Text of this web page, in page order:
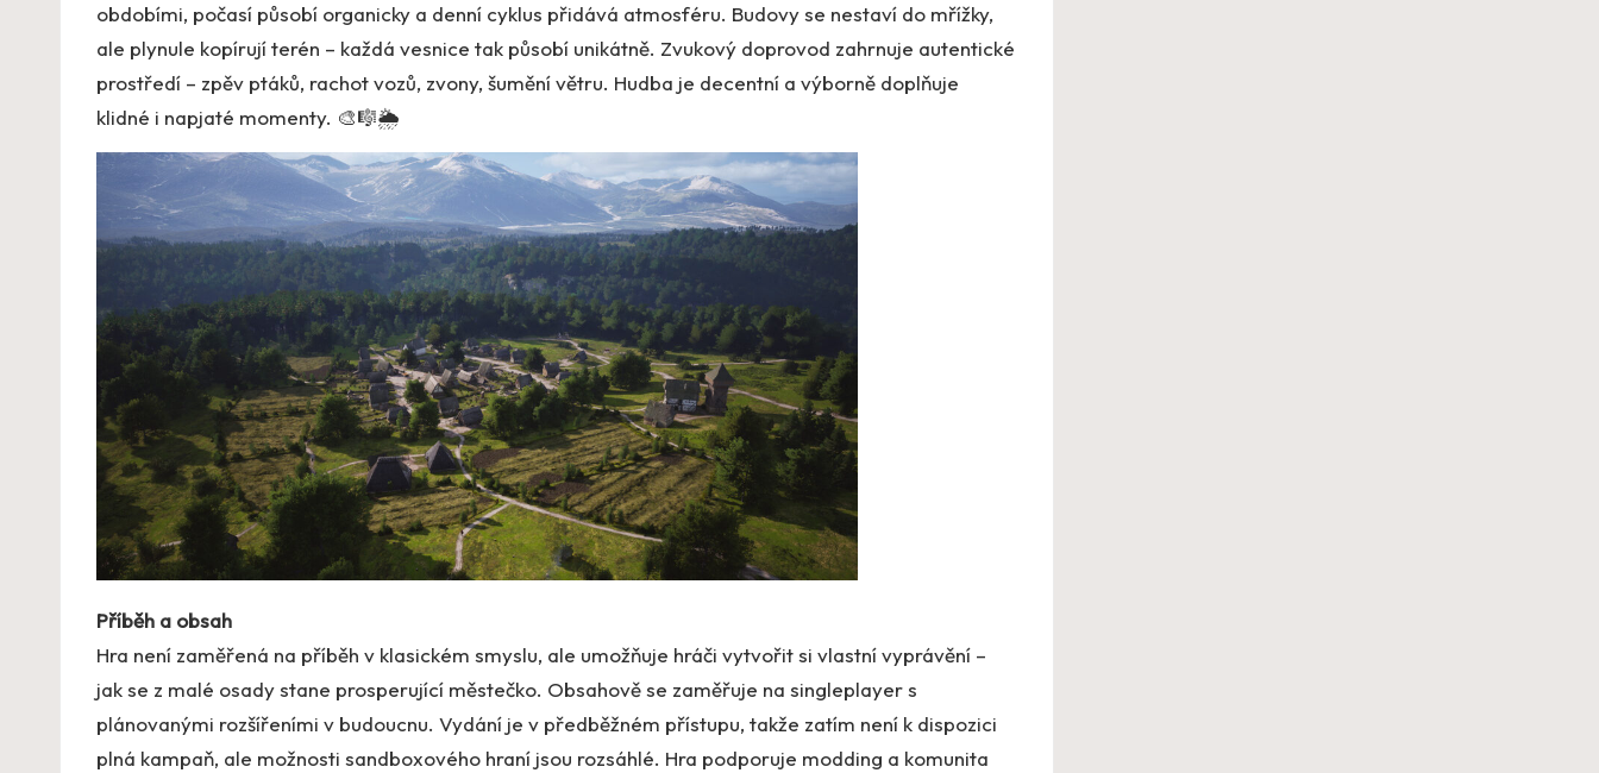
obdobími, počasí působí organicky a denní cyklus přidává atmosféru. Budovy se nestaví do mřížky,
ale plynule kopírují terén – každá vesnice tak působí unikátně. Zvukový doprovod zahrnuje autentické
prostředí – zpěv ptáků, rachot vozů, zvony, šumění větru. Hudba je decentní a výborně doplňuje
klidné i napjaté momenty. 🎨🎼🌦️
Příběh a obsah
Hra není zaměřená na příběh v klasickém smyslu, ale umožňuje hráči vytvořit si vlastní vyprávění –
jak se z malé osady stane prosperující městečko. Obsahově se zaměřuje na singleplayer s
plánovanými rozšířeními v budoucnu. Vydání je v předběžném přístupu, takže zatím není k dispozici
plná kampaň, ale možnosti sandboxového hraní jsou rozsáhlé. Hra podporuje modding a komunita